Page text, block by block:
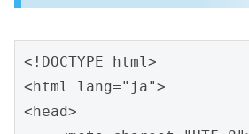
<!DOCTYPE html>
<html lang="ja">
<head>